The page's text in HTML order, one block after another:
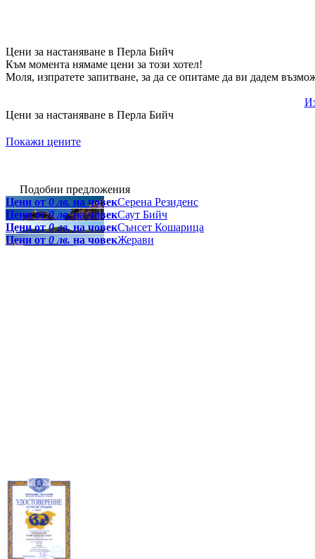
Цени за настаняване в Перла Бийч
Към момента нямаме цени за този хотел!
Моля, изпратете запитване, за да се опитаме да ви дадем
Цени за настаняване в Перла Бийч
Покажи цените
Подобни предложения
Цени от 0 лв. на човекСерена Резиденс
Цени от0 лв.на човекСаут Бийч
Цени от0 лв.на човекСънсет Кошарица
Цени от 0 лв. на човекЖерави